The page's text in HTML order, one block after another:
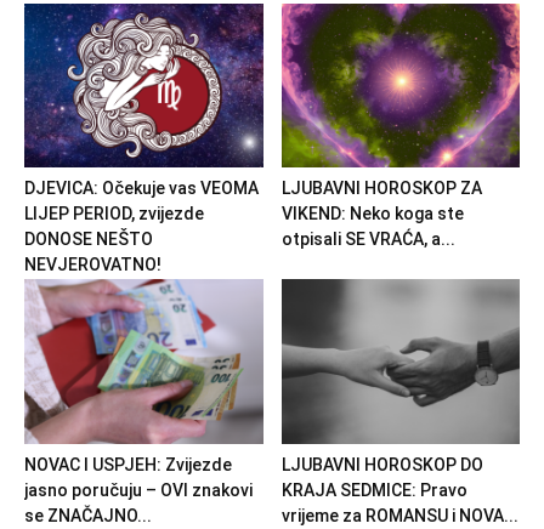
DJEVICA: Očekuje vas VEOMA
LIJEP PERIOD, zvijezde
DONOSE NEŠTO
NEVJEROVATNO!
LJUBAVNI HOROSKOP ZA
VIKEND: Neko koga ste
otpisali SE VRAĆA, a...
NOVAC I USPJEH: Zvijezde
jasno poručuju – OVI znakovi
se ZNAČAJNO...
LJUBAVNI HOROSKOP DO
KRAJA SEDMICE: Pravo
vrijeme za ROMANSU i NOVA...